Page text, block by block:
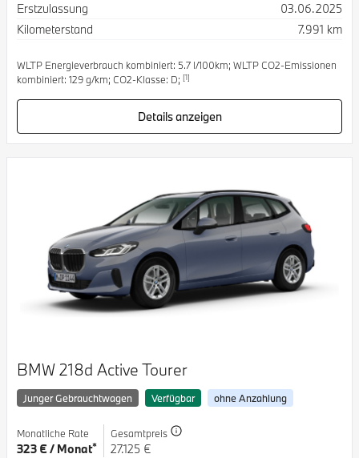
Erstzulassung
03.06.2025
Kilometerstand
7.991 km
WLTP Energieverbrauch kombiniert: 5.7 l/100km; WLTP CO2-Emissionen
kombiniert: 129 g/km; CO2-Klasse: D; [1]
Details anzeigen
BMW 218d Active Tourer
Junger Gebrauchtwagen Verfügbar ohne Anzahlung
Monatliche Rate
323 € / Monat*
Gesamtpreis
27.125 €